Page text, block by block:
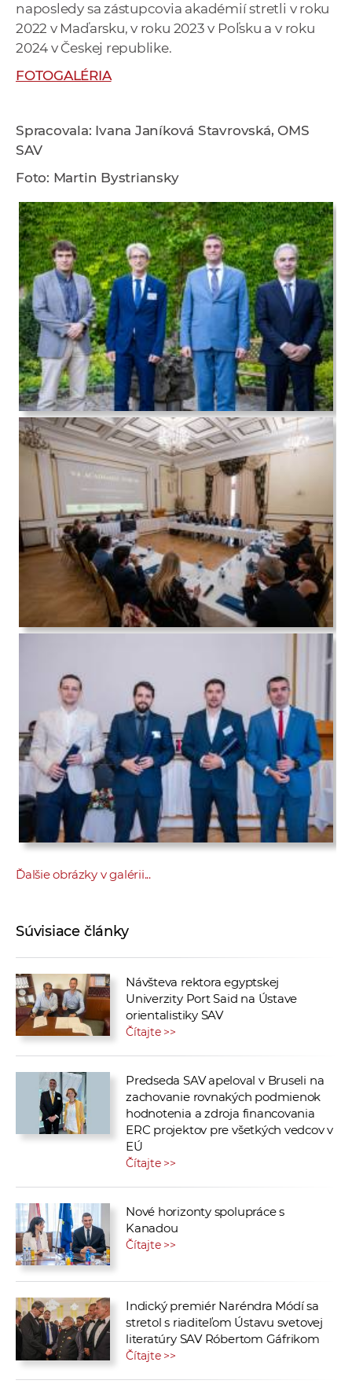
naposledy sa zástupcovia akadémií stretli v roku
2022 v Maďarsku, v roku 2023 v Poľsku a v roku
2024 v Českej republike.
FOTOGALÉRIA
Spracovala: Ivana Janíková Stavrovská, OMS
SAV
Foto: Martin Bystriansky
Ďalšie obrázky v galérii...
Súvisiace články
Návšteva rektora egyptskej
Univerzity Port Said na Ústave
orientalistiky SAV
Čítajte >>
Predseda SAV apeloval v Bruseli na
zachovanie rovnakých podmienok
hodnotenia a zdroja financovania
ERC projektov pre všetkých vedcov v
EÚ
Čítajte >>
Nové horizonty spolupráce s
Kanadou
Čítajte >>
Indický premiér Naréndra Módí sa
stretol s riaditeľom Ústavu svetovej
literatúry SAV Róbertom Gáfrikom
Čítajte >>